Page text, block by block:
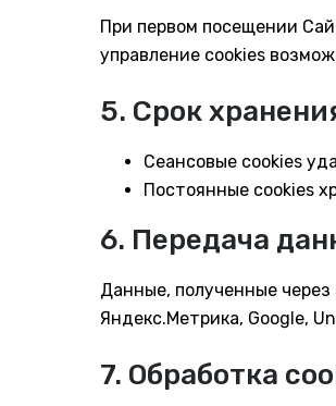
При первом посещении
управление cookies
5. Срок
Сеансовые cookies
Постоянные cookies
6. Передача
Данные, полученные
Яндекс.Метрика, Google,
7. Обработка